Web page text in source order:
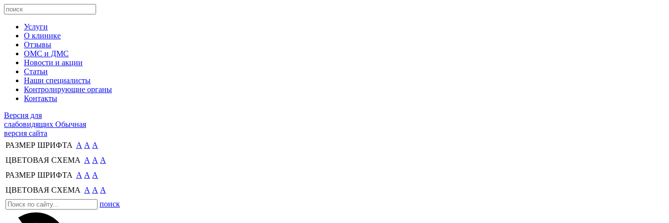
Услуги
О клинике
Отзывы
ОМС и ДМС
Новости и акции
Статьи
Наши специалисты
Контролирующие органы
Контакты
Версия для
слабовидящих Обычная
версия сайта
РАЗМЕР ШРИФТА А А А
ЦВЕТОВАЯ СХЕМА А А А
РАЗМЕР ШРИФТА А А А
ЦВЕТОВАЯ СХЕМА А А А
поиск